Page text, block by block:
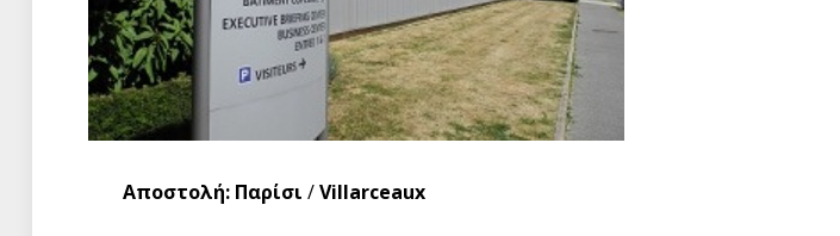
Αποστολή: Παρίσι /Villarceaux